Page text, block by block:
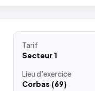
Tarif
Secteur 1
Lieud'exercice
Corbas (69)